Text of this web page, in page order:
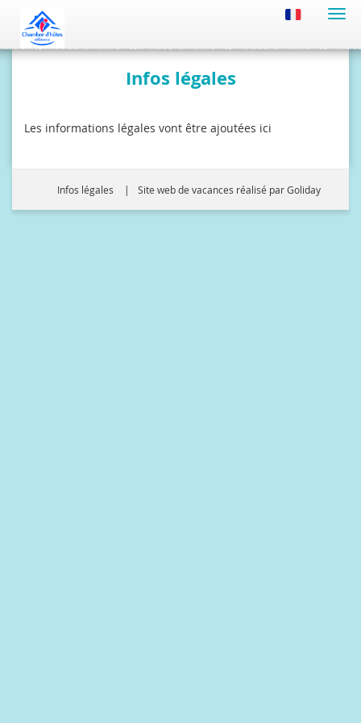
Infos légales
Les informations légales vont être ajoutées ici
Infos légales Site web de vacances réalisé par Goliday